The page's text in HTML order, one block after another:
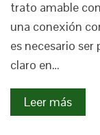
trato amable
una conexión
es necesario
claro en…
Leer más